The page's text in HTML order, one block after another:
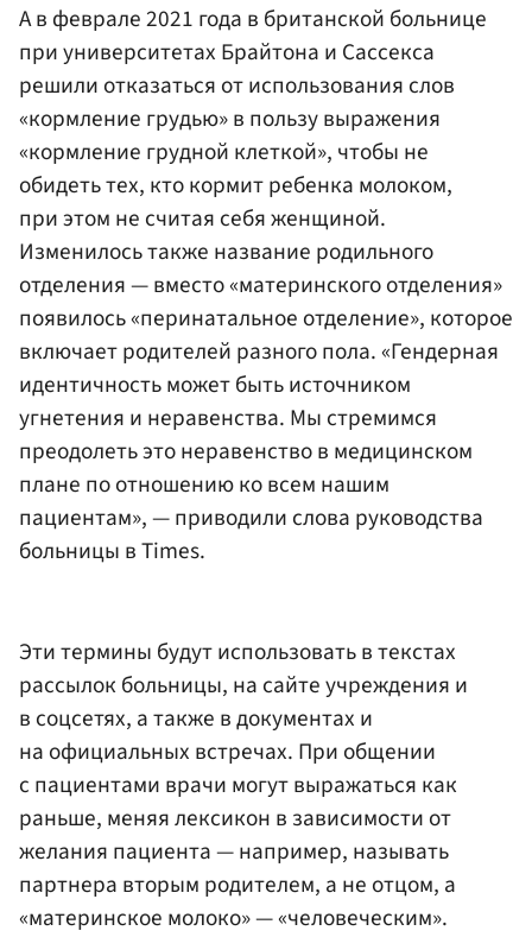
А в феврале 2021 года в британской больнице
при университетах Брайтона и Сассекса
решили отказаться от использования слов
«кормление грудью» в пользу выражения
«кормление грудной клеткой», чтобы не
обидеть тех, кто кормит ребенка молоком,
при этом не считая себя женщиной.
Изменилось также название родильного
отделения — вместо «материнского отделения»
появилось «перинатальное отделение», которое
включает родителей разного пола. «Гендерная
идентичность может быть источником
угнетения и неравенства. Мы стремимся
преодолеть это неравенство в медицинском
плане по отношению ко всем нашим
пациентам», — приводили слова руководства
больницы в Times.
Эти термины будут использовать в текстах
рассылок больницы, на сайте учреждения и
в соцсетях, а также в документах и
на официальных встречах. При общении
с пациентами врачи могут выражаться как
раньше, меняя лексикон в зависимости от
желания пациента — например, называть
партнера вторым родителем, а не отцом, а
«материнское молоко» — «человеческим».